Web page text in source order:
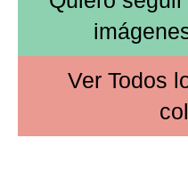
Ver Todos